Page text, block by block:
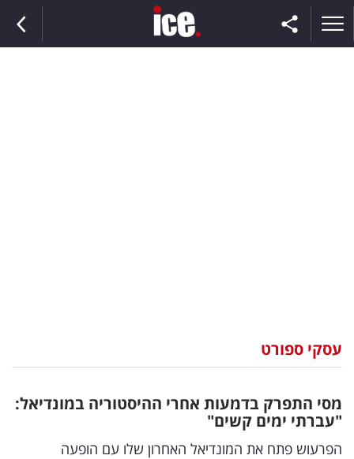
וצרכנות
דיגיטל
וטק
עסקי ספורט
מסי התפרק בדמעות אחרי ההיסטוריה במונדיאל:
"עברתי ימים קשים"
הפרעוש פתח את המונדיאל האחרון שלו עם הופעה